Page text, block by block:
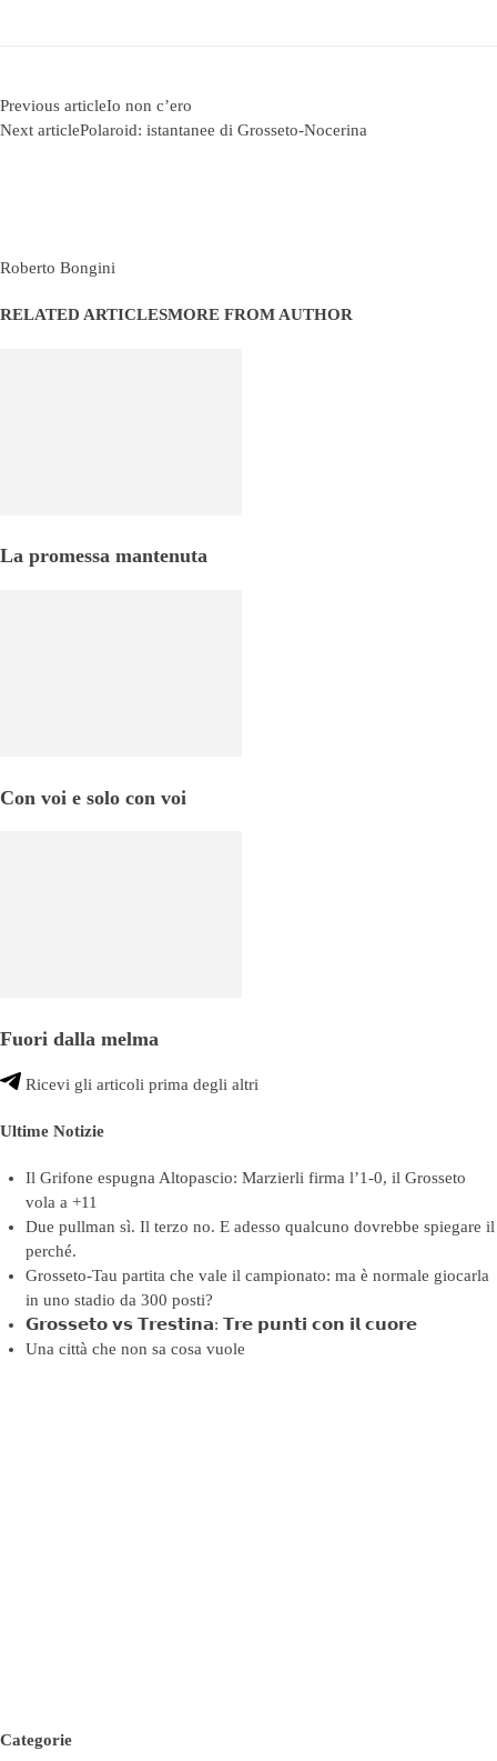
Previous articleIo non c’ero
Next articlePolaroid: istantanee di Grosseto-Nocerina
Roberto Bongini
RELATED ARTICLESMORE FROM AUTHOR
La promessa mantenuta
Con voi e solo con voi
Fuori dalla melma
Ricevi gli articoli prima degli altri
Ultime Notizie
Il Grifone espugna Altopascio: Marzierli firma l’1-0, il Grosseto
vola a +11
Due pullman sì. Il terzo no. E adesso qualcuno dovrebbe spiegare il
perché.
Grosseto-Tau partita che vale il campionato: ma è normale giocarla
in uno stadio da 300 posti?
𝗚𝗿𝗼𝘀𝘀𝗲𝘁𝗼 𝘃𝘀 𝗧𝗿𝗲𝘀𝘁𝗶𝗻𝗮: 𝗧𝗿𝗲 𝗽𝘂𝗻𝘁𝗶 𝗰𝗼𝗻 𝗶𝗹 𝗰𝘂𝗼𝗿𝗲
Una città che non sa cosa vuole
Categorie